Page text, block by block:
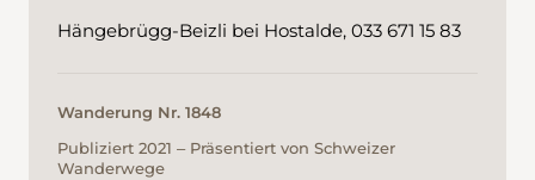
Hängebrügg-Beizli bei Hostalde, 033 671 15 83
Wanderung Nr. 1848
Publiziert 2021 ‒ Präsentiert von Schweizer
Wanderwege